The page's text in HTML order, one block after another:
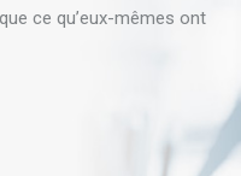
ce qu’eux-mêmes ont